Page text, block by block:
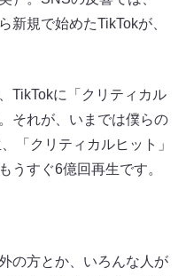
新規で始めたTikTokが、
TikTokに「クリティカル
それが、いまでは僕らの
「クリティカルヒット」
うすぐ6億回再生です。
の方とか、いろんな人が